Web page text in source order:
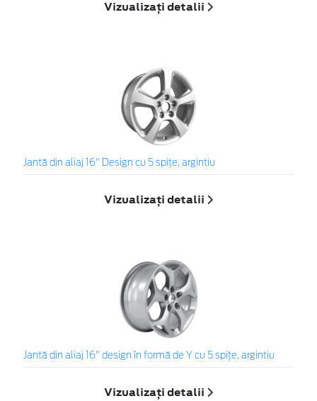
Vizualizați detalii
Jantă din aliaj 16" Design cu 5 spiţe, argintiu
Vizualizați detalii
Jantă din aliaj 16" design în formă de Y cu 5 spiţe, argintiu
Vizualizați detalii